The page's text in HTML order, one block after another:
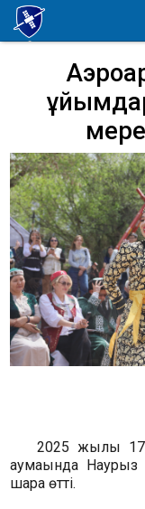
2025 жылғы
аумағында Наурыз
шара өтті.